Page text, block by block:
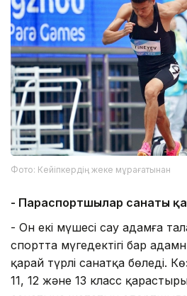
Фото: Кейіпкердің жеке мұрағатынан
- Параспортшылар санаты
- Он екі мүшесі сау адамға
спортта мүгедектігі бар
қарай түрлі санатқа бөледі.
11, 12 және 13 класс